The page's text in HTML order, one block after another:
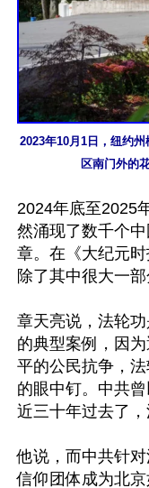
2023年10月1日，纽约
区南门外的
2024年底至2025
然涌现了数千个
章。在《大纪元
除了其中很大一部
章天亮说，法轮
的典型案例，因
平的公民抗争，
的眼中钉。中共
近三十年过去了，
他说，而中共针
信仰团体成为北